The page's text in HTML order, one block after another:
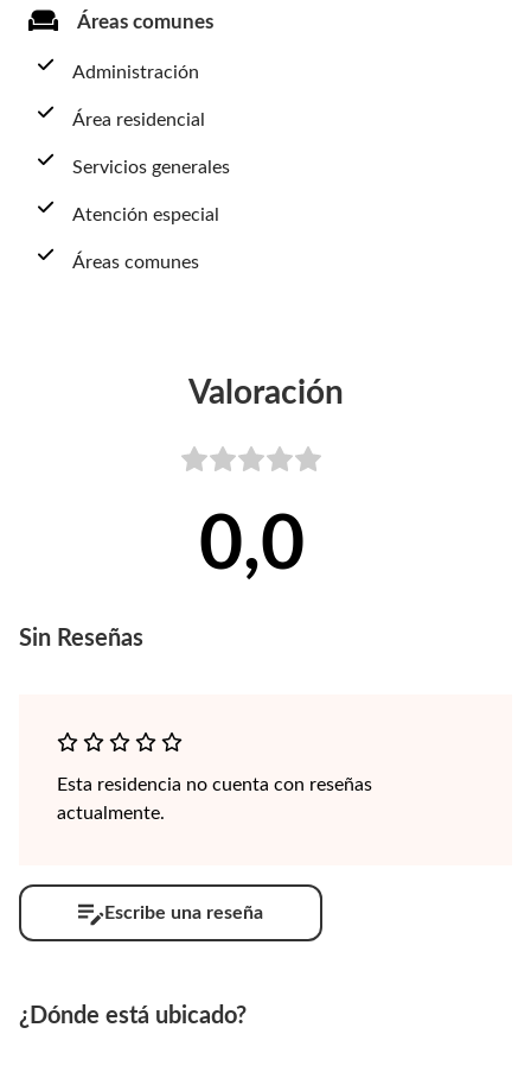
Áreas comunes
Administración
Área residencial
Servicios generales
Atención especial
Áreas comunes
Valoración
0,0
Sin Reseñas
Esta residencia no cuenta con reseñas
actualmente.
Escribe una reseña
¿Dónde está ubicado?